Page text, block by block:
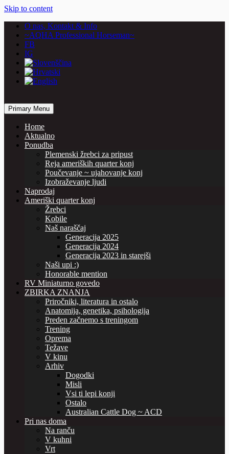
Skip to content
O nas, Kontakt & Info
~AQHA Professional Horseman~
FB
IG
Vašcer Quarter Horses
… horses are our passion
Primary Menu
Home
Aktualno
Ponudba
Plemenski žrebci za pripust
Reja ameriških quarter konj
Poučevanje ~ ujahovanje konj
Izobraževanje ljudi
Naprodaj
Ameriški quarter konj
Žrebci
Kobile
Naš naraščaj
Generacija 2025
Generacija 2024
Generacija 2023 in starejši
Naši upi :)
Honorable mention
RV Miniaturno govedo
ZBIRKA ZNANJA
Priročniki, literatura in ostalo
Anatomija, genetika, psihologija
Preden začnemo s treningom
Trening
Oprema
Težave
V kinu
Arhiv
Dogodki
Misli
Vsi ti lepi konji
Ostalo
Australian Cattle Dog ~ ACD
Pri nas doma
Na ranču
V kuhni
Vrt